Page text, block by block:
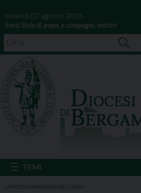
venerdì 07 agosto 2026
Santi Sisto II, papa, e compagni, martiri
UFFICIO FORMAZIONE DEL CLERO